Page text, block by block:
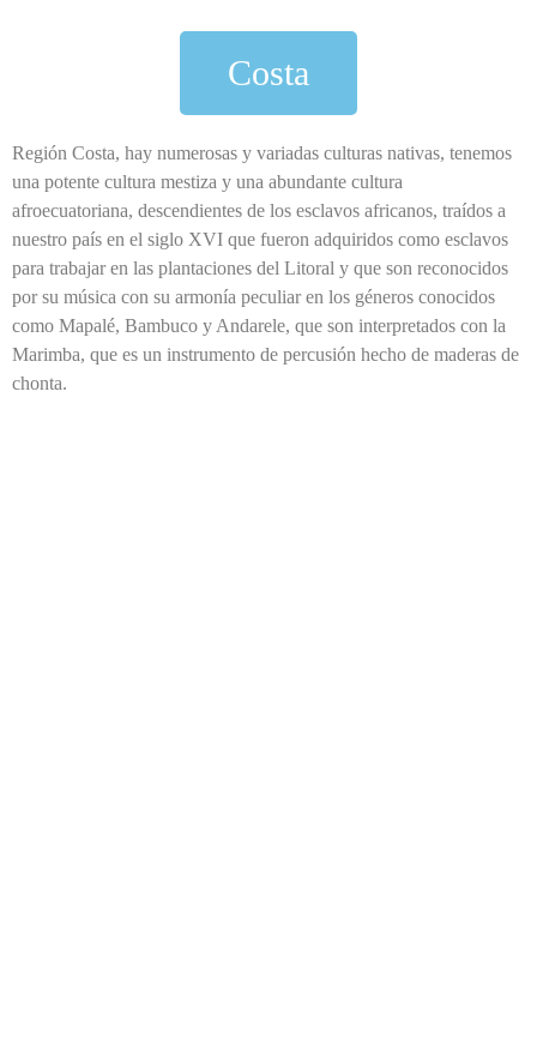
Costa
Región Costa, hay numerosas y variadas culturas nativas, tenemos
una potente cultura mestiza y una abundante cultura
afroecuatoriana, descendientes de los esclavos africanos, traídos a
nuestro país en el siglo XVI que fueron adquiridos como esclavos
para trabajar en las plantaciones del Litoral y que son reconocidos
por su música con su armonía peculiar en los géneros conocidos
como Mapalé, Bambuco y Andarele, que son interpretados con la
Marimba, que es un instrumento de percusión hecho de maderas de
chonta.